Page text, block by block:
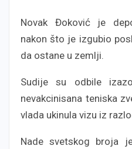
Novak Đoković je
nakon što je izgubio
da ostane u zemlji.
Sudije su odbile
nevakcinisana teniska
vlada ukinula vizu iz
Nade svetskog broja